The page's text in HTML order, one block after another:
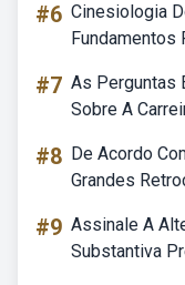
#6 Cinesiologia
Fundamentos
#7 As Perguntas
Sobre A
#8 De Acordo
Grandes
#9 Assinale A
Substantiva